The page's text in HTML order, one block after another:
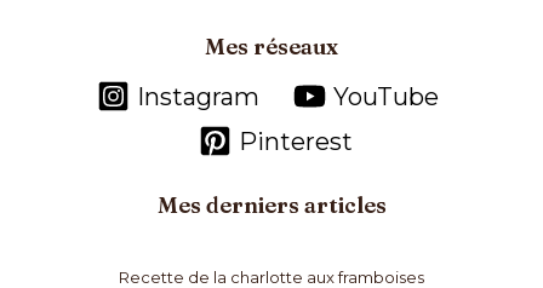
Mes réseaux
Instagram
YouTube
Pinterest
Mes derniers articles
Recette de la charlotte aux framboises